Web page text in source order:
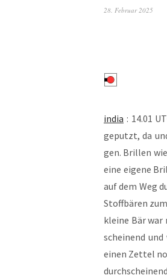
28. Februar 2025
india : 14.01
geputzt, da
gen. Bril­len
eine eige­ne
auf dem Weg
Stoff­bä­ren
klei­ne Bär war
schei­nend
einen Zet­tel